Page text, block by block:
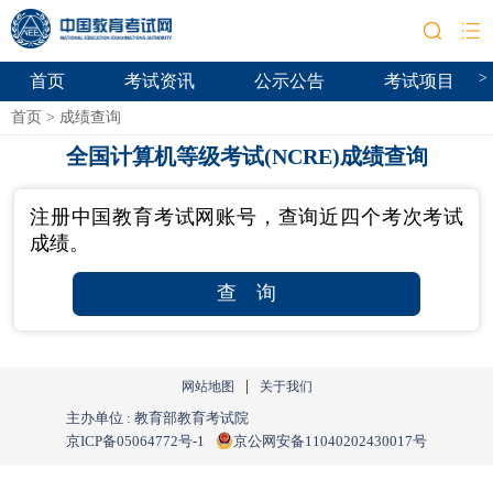
首页 考试资讯 公示公告 考试项目 >
首页 > 成绩查询
全国计算机等级考试(NCRE)成绩查询
注册中国教育考试网账号，查询近四个考次考试
成绩。
查 询
网站地图 关于我们
主办单位 : 教育部教育考试院
京ICP备05064772号-1
京公网安备11040202430017号